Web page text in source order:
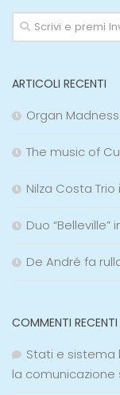
ARTICOLI RECENTI
Organ
The music of
Nilza Costa
Duo “Belleville”
De André fa
COMMENTI RECENTI
Stati e sistema
la comunicazione